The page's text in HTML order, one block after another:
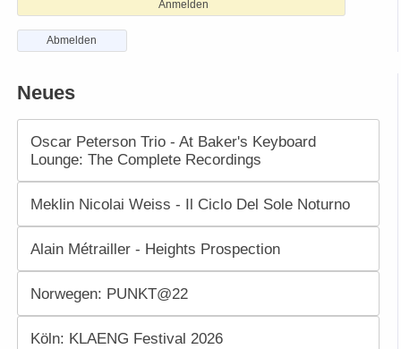
Anmelden
Abmelden
Neues
Oscar Peterson Trio - At Baker's Keyboard
Lounge: The Complete Recordings
Meklin Nicolai Weiss - Il Ciclo Del Sole Noturno
Alain Métrailler - Heights Prospection
Norwegen: PUNKT@22
Köln: KLAENG Festival 2026